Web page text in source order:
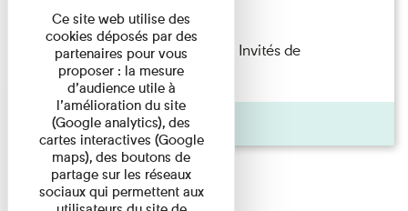
Lecture
Fanny Taillandier – Foudres Les Invités de
l’Imprimerie n°6 Lecture ...
Pages
Ce site web utilise des
cookies déposés par des
partenaires pour vous
proposer : la mesure
d’audience utile à
l’amélioration du site
(Google analytics), des
cartes interactives (Google
maps), des boutons de
partage sur les réseaux
sociaux qui permettent aux